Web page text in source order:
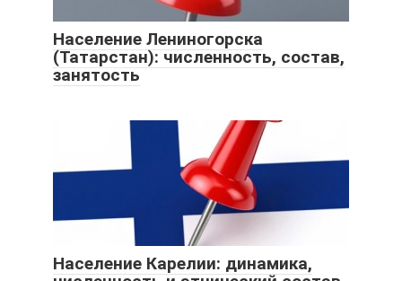
Население Лениногорска
(Татарстан): численность, состав,
занятость
Население Карелии: динамика,